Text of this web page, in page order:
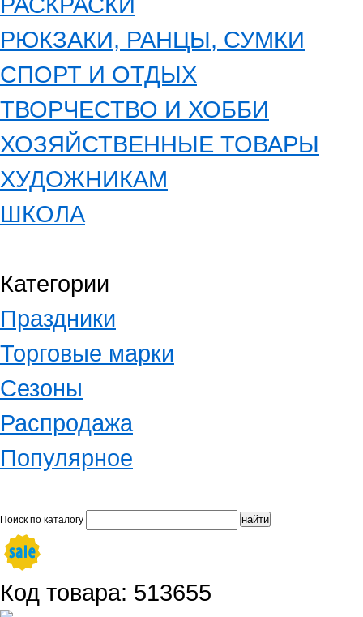
РЮКЗАКИ, РАНЦЫ, СУМКИ
СПОРТ И ОТДЫХ
ТВОРЧЕСТВО И ХОББИ
ХОЗЯЙСТВЕННЫЕ ТОВАРЫ
ХУДОЖНИКАМ
ШКОЛА
Категории
Праздники
Торговые марки
Сезоны
Распродажа
Популярное
Поиск по каталогу
Код товара: 513655